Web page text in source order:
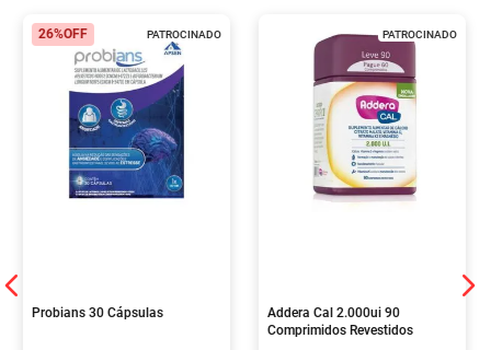
PATROCINADO
26%OFF
Probians 30 Cápsulas
PATROCINADO
Addera Cal 2.000ui 90
Comprimidos Revestidos